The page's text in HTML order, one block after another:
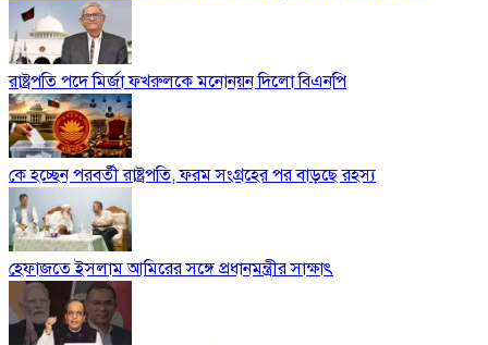
রাষ্ট্রপতি পদে মির্জা ফখরুলকে মনোনয়ন দিলো বিএনপি
কে হচ্ছেন পরবর্তী রাষ্ট্রপতি, ফরম সংগ্রহের পর বাড়ছে রহস্য
হেফাজতে ইসলাম আমিরের সঙ্গে প্রধানমন্ত্রীর সাক্ষাৎ